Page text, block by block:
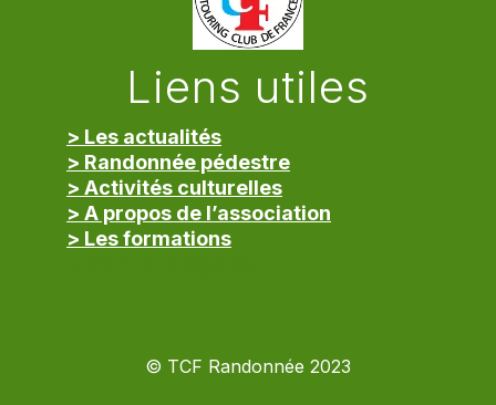
Liens utiles
> Les actualités
> Randonnée pédestre
> Activités culturelles
> A propos de l’association
> Les formations
© TCF Randonnée 2023